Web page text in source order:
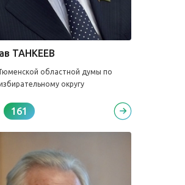
ТАНКЕЕВ
областной думы по
округу
161